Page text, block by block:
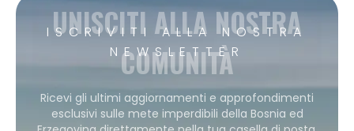
ISCRIVITI ALLA NOSTRA
NEWSLETTER
UNISCITI ALLA NOSTRA
COMUNITÀ
Ricevi gli ultimi aggiornamenti e approfondimenti
esclusivi sulle mete imperdibili della Bosnia ed